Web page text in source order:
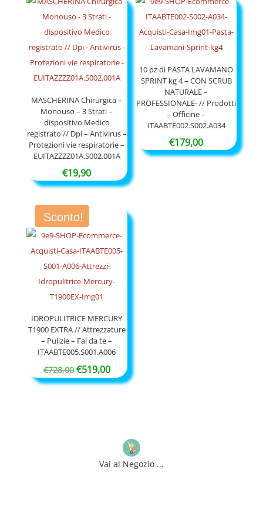
da
€144,90
MASCHERINA Chirurgica –
Monouso – 3 Strati –
dispositivo Medico
registrato // Dpi – Antivirus –
Protezioni vie respiratorie –
EUITAZZZZ01A.S002.001A
€19,90
10 pz di PASTA LAVAMANO
SPRINT kg 4 – CON SCRUB
NATURALE –
PROFESSIONALE- // Prodotti
– Officine –
ITAABTE002.S002.A034
€179,00
Sconto!
IDROPULITRICE MERCURY
T1900 EXTRA // Attrezzature
– Pulizie – Fai da te –
ITAABTE005.S001.A006
€728,00 Il
prezzo
€519,00Il
prezzo
Vai al Negozio ...